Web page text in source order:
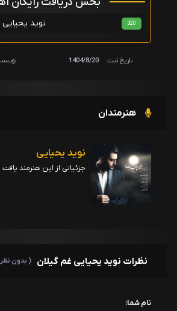
نوید 320
تاریخ ثبت: 1404/8/20
هنرمندان
نوید یحیایی
جزئیاتی از این هنرمند
نظرات نوید یحیایی غم گیلان ( بدون
نام شما: